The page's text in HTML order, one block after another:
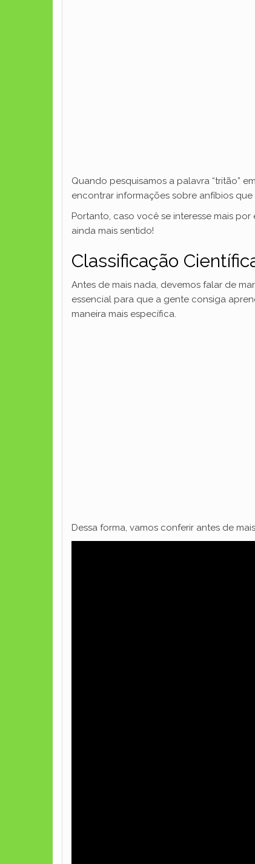
Quando pesquisamos a palavra “tritão”
encontrar informações sobre anfíbios
Portanto, caso você se interesse mais
ainda mais sentido!
Classificação
Antes de mais nada, devemos falar de
essencial para que a gente consiga
maneira mais específica.
Dessa forma, vamos conferir antes de